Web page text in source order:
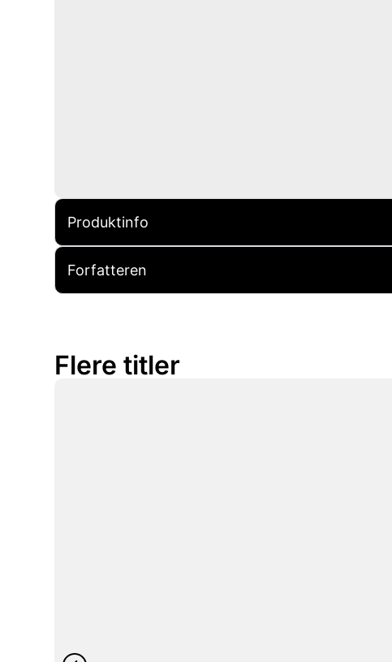
Produktinfo
Forfatteren
Flere titler